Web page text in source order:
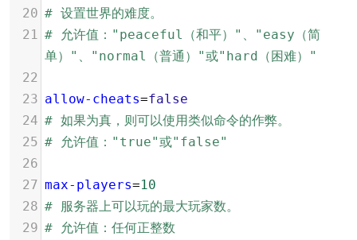
20 # 设置世界的难度。
21
# 允许值："peaceful（和平）"、"easy（简
单）"、"normal（普通）"或"hard（困难）"
22
23 allow-cheats=false
24 # 如果为真，则可以使用类似命令的作弊。
25 # 允许值："true"或"false"
26
27 max-players=10
28 # 服务器上可以玩的最大玩家数。
29 # 允许值：任何正整数